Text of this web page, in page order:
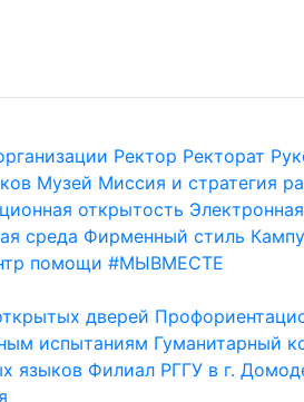
Ректор Ректорат
Музей Миссия и стратегия
открытость Электронная
среда Фирменный стиль
помощи #МЫВМЕСТЕ
дверей
испытаниям Гуманитарный
языков Филиал РГГУ в г.